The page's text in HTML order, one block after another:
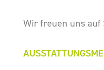
Wir freuen uns auf